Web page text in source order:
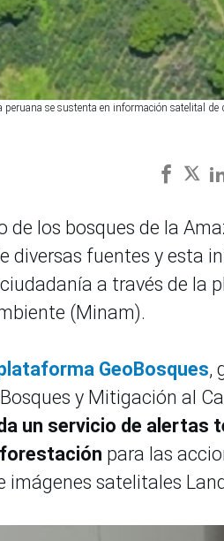
se sustenta en información satelital
los bosques de la
fuentes y esta
a través de la
(Minam).
GeoBosques,
y Mitigación al
un servicio de alertas
para las
satelitales